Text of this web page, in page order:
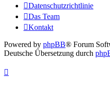
Datenschutzrichtlinie
Das Team
Kontakt
Powered by phpBB® Forum
Deutsche Übersetzung durch